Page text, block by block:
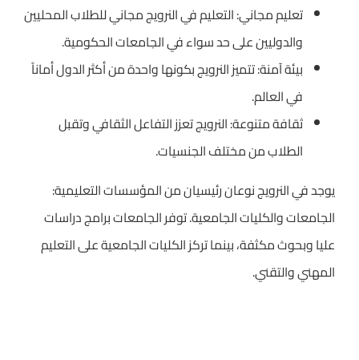
تعليم مجاني: التعليم في النرويج مجاني للطلاب المحليين
والدوليين على حد سواء في الجامعات الحكومية.
بيئة آمنة: تتميز النرويج بكونها واحدة من أكثر الدول أماناً
في العالم.
ثقافة متنوعة: النرويج تعزز التفاعل الثقافي وتقبل
الطلاب من مختلف الجنسيات.
يوجد في النرويج نوعان رئيسيان من المؤسسات التعليمية:
الجامعات والكليات الجامعية. توفر الجامعات برامج دراسات
عليا وبحوث مكثفة، بينما تركز الكليات الجامعية على التعليم
المهني والتقني.